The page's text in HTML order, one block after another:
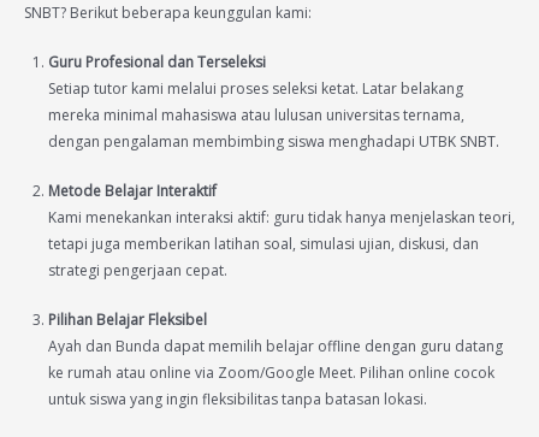
SNBT? Berikut beberapa keunggulan kami:
Guru Profesional dan Terseleksi
Setiap tutor kami melalui proses seleksi ketat. Latar belakang
mereka minimal mahasiswa atau lulusan universitas ternama,
dengan pengalaman membimbing siswa menghadapi UTBK SNBT.
Metode Belajar Interaktif
Kami menekankan interaksi aktif: guru tidak hanya menjelaskan teori,
tetapi juga memberikan latihan soal, simulasi ujian, diskusi, dan
strategi pengerjaan cepat.
Pilihan Belajar Fleksibel
Ayah dan Bunda dapat memilih belajar offline dengan guru datang
ke rumah atau online via Zoom/Google Meet. Pilihan online cocok
untuk siswa yang ingin fleksibilitas tanpa batasan lokasi.